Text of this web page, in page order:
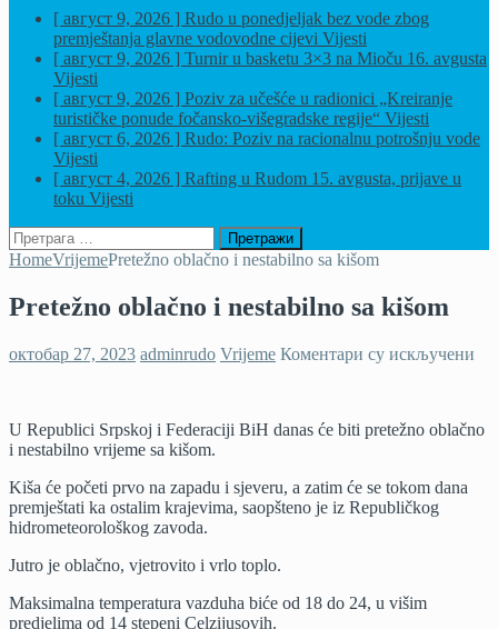
[ август 9, 2026 ] Rudo u ponedjeljak bez vode zbog
premještanja glavne vodovodne cijevi Vijesti
[ август 9, 2026 ] Turnir u basketu 3×3 na Mioču 16. avgusta
Vijesti
[ август 9, 2026 ] Poziv za učešće u radionici „Kreiranje
turističke ponude fočansko-višegradske regije“ Vijesti
[ август 6, 2026 ] Rudo: Poziv na racionalnu potrošnju vode
Vijesti
[ август 4, 2026 ] Rafting u Rudom 15. avgusta, prijave u
toku Vijesti
Претрага
за:
HomeVrijemePretežno oblačno i nestabilno sa kišom
Pretežno oblačno i nestabilno sa kišom
октобар 27, 2023 adminrudo Vrijeme Коментари су искључени
U Republici Srpskoj i Federaciji BiH danas će biti pretežno oblačno
i nestabilno vrijeme sa kišom.
Kiša će početi prvo na zapadu i sjeveru, a zatim će se tokom dana
premještati ka ostalim krajevima, saopšteno je iz Republičkog
hidrometeorološkog zavoda.
Јutro je oblačno, vjetrovito i vrlo toplo.
Maksimalna temperatura vazduha biće od 18 do 24, u višim
predjelima od 14 stepeni Celzijusovih.